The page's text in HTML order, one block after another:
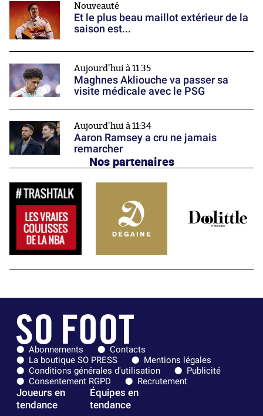
Nouveauté
Et le plus beau maillot extérieur de la
saison est...
Aujourd'hui à 11:35
Maghnes Akliouche va passer sa
visite médicale avec le PSG
Aujourd'hui à 11:34
Aaron Ramsey a cru ne jamais
remarcher
Nos partenaires
Abonnements
Contacts
La boutique SO PRESS
Mentions légales
Conditions générales d'utilisation
Publicité
Consentement RGPD
Recrutement
Joueurs en
tendance
Équipes en
tendance